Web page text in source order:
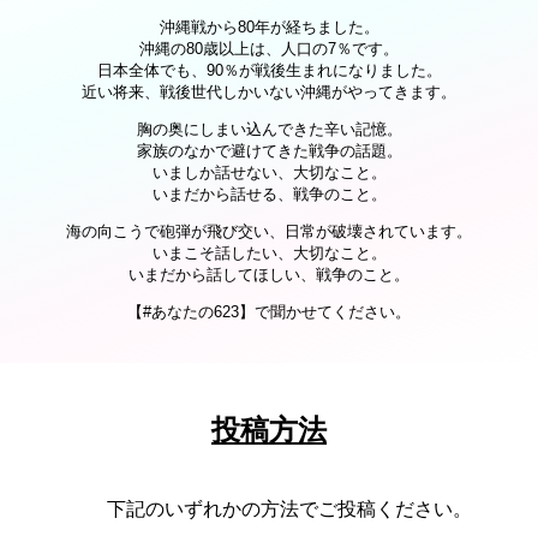
沖縄戦から80年が経ちました。
沖縄の80歳以上は、人口の7％です。
日本全体でも、90％が戦後生まれになりました。
近い将来、戦後世代しかいない沖縄がやってきます。
胸の奥にしまい込んできた辛い記憶。
家族のなかで避けてきた戦争の話題。
いましか話せない、大切なこと。
いまだから話せる、戦争のこと。
海の向こうで砲弾が飛び交い、日常が破壊されています。
いまこそ話したい、大切なこと。
いまだから話してほしい、戦争のこと。
【#あなたの623】で聞かせてください。
投稿方法
下記のいずれかの方法でご投稿ください。